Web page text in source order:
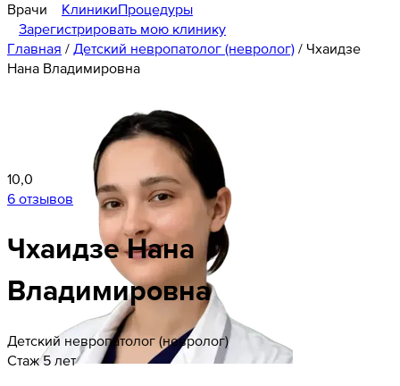
Врачи КлиникиПроцедуры
Зарегистрировать мою клинику
Главная / Детский невропатолог (невролог) / Чхаидзе
Нана Владимировна
10,0
6 отзывов
ЧхаидзеНана
Владимировна
Детский невропатолог (невролог)
Стаж 5 лет